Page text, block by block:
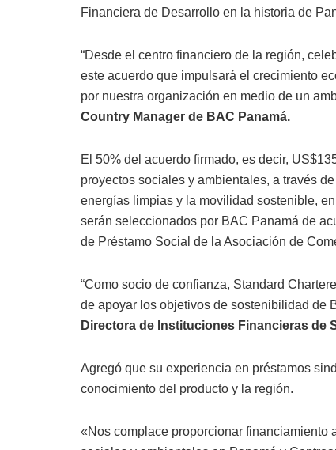
Financiera de Desarrollo en la historia de
“Desde el centro financiero de la región,
este acuerdo que impulsará el crecimiento
por nuestra organización en medio de un
Country Manager de BAC Panamá.
El 50% del acuerdo firmado, es decir,
proyectos sociales y ambientales, a través
energías limpias y la movilidad sostenible,
serán seleccionados por BAC Panamá de
de Préstamo Social de la Asociación de
“Como socio de confianza, Standard
de apoyar los objetivos de sostenibilidad de
Directora de Instituciones Financieras de
Agregó que su experiencia en préstamos
conocimiento del producto y la región.
«Nos complace proporcionar financiamiento